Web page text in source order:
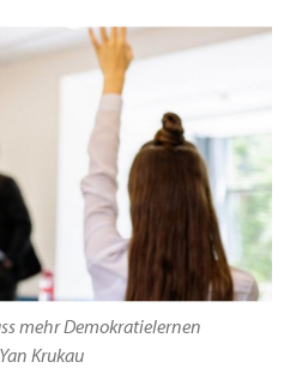
mehr Demokratielernen
Krukau